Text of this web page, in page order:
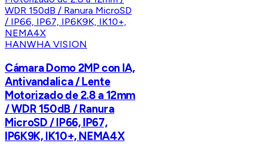
HANWHA VISION
Cámara Domo 2MP con IA,
Antivandalica / Lente
Motorizado de 2.8 a 12mm
/ WDR 150dB / Ranura
MicroSD / IP66, IP67,
IP6K9K, IK10+, NEMA4X